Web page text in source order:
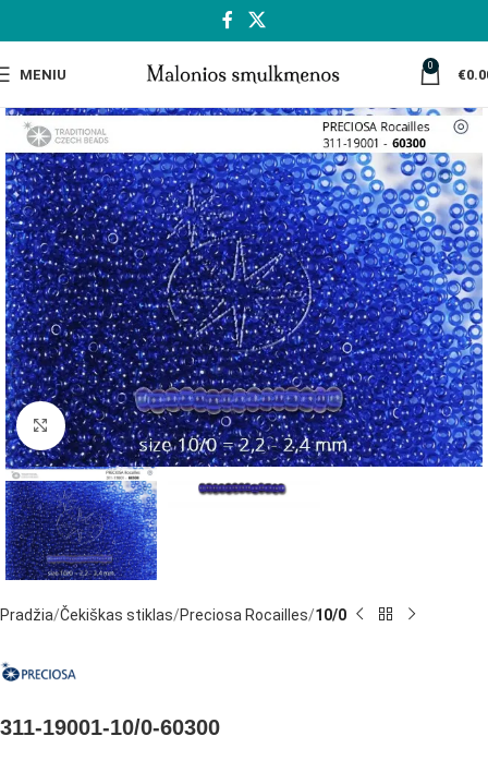
MENIU
0
€
Spustelėkite, jei norite padidinti
Pradžia Čekiškas stiklas Preciosa Rocailles 10/0
311-19001-10/0-60300